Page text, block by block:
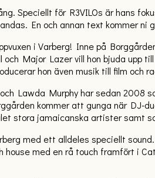
Speciellt för R3VILOs är hans
En och annan text kommer ni
i Varberg! Inne på
Major Lazer vill hon bjuda
hon även musik till film och
Lawda Murphy har sedan
kommer att gunga när DJ-
stora jamaicanska artister
med ett alldeles speciellt
med en rå touch framfört i